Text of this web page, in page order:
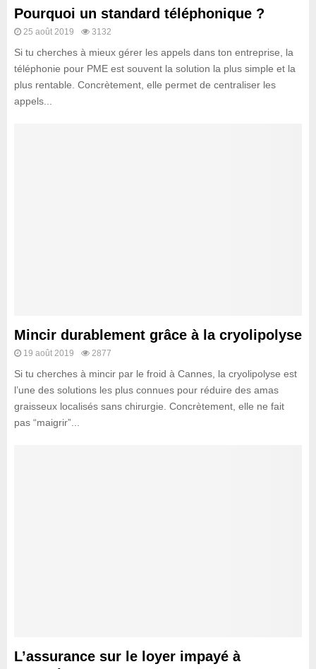
Pourquoi un standard téléphonique ?
25 août 2019 3132
Si tu cherches à mieux gérer les appels dans ton entreprise, la
téléphonie pour PME est souvent la solution la plus simple et la
plus rentable. Concrètement, elle permet de centraliser les
appels...
Mincir durablement grâce à la cryolipolyse
19 août 2019 2877
Si tu cherches à mincir par le froid à Cannes, la cryolipolyse est
l’une des solutions les plus connues pour réduire des amas
graisseux localisés sans chirurgie. Concrètement, elle ne fait
pas “maigrir”...
L’assurance sur le loyer impayé à